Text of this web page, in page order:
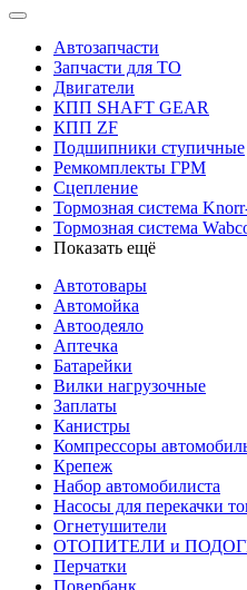
Автозапчасти
Запчасти для ТО
Двигатели
КПП SHAFT GEAR
КПП ZF
Подшипники ступичные
Ремкомплекты ГРМ
Сцепление
Тормозная система
Тормозная система
Показать ещё
Автотовары
Автомойка
Автоодеяло
Аптечка
Батарейки
Вилки нагрузочные
Заплаты
Канистры
Компрессоры
Крепеж
Набор автомобилиста
Насосы для перекачки
Огнетушители
ОТОПИТЕЛИ и
Перчатки
Повербанк